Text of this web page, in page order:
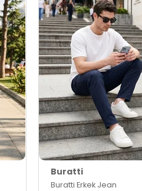
Buratti
Buratti Erkek Jean